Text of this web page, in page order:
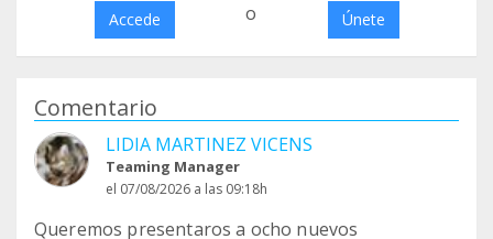
Accede o Únete
Comentario
LIDIA MARTINEZ VICENS
Teaming Manager
el 07/08/2026 a las 09:18h
Queremos presentaros a ocho nuevos